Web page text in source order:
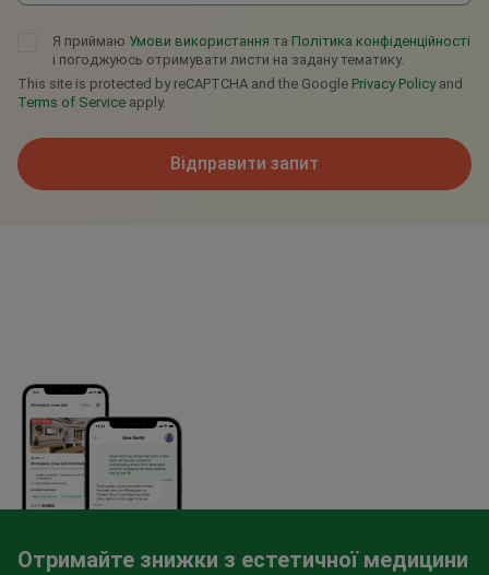
Я приймаю Умови використання та Політика конфіденційності
і погоджуюсь отримувати листи на задану тематику.
This site is protected by reCAPTCHA and the Google Privacy Policyand
Terms of Service apply.
Відправити запит
Отримайте знижки з естетичної медицини